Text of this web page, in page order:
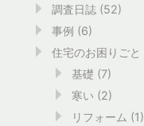
調査日誌 (52)
事例 (6)
住宅のお困りごと
基礎 (7)
寒い (2)
リフォーム (1)